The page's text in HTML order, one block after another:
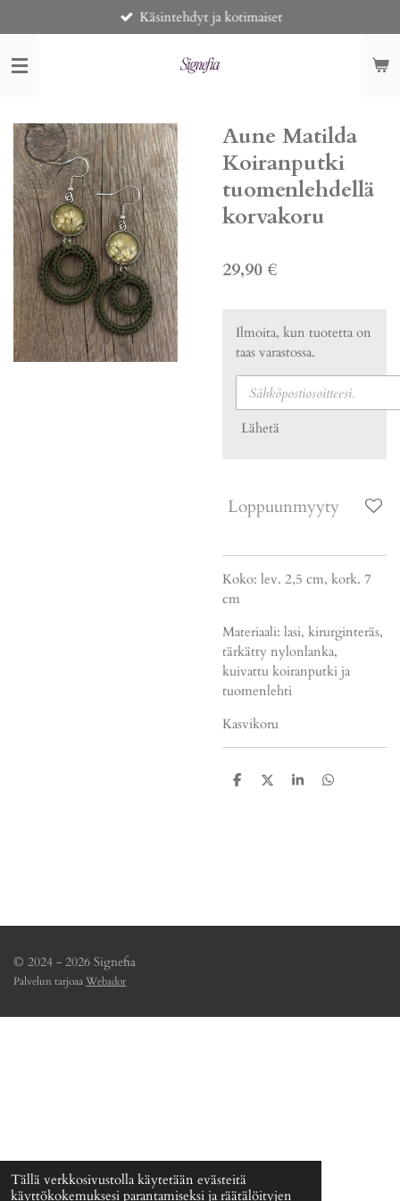
Tällä verkkosivustolla käytetään evästeitä
käyttökokemuksesi parantamiseksi ja räätälöityjen
pääsisältöön
Käsintehdyt ja kotimaiset
Aune Matilda
Koiranputki
tuomenlehdellä
korvakoru
29,90 €
Ilmoita, kun tuotetta on
taas varastossa.
Lähetä
Loppuunmyyty
Koko: lev. 2,5 cm, kork. 7
cm
Materiaali: lasi, kirurginteräs,
tärkätty nylonlanka,
kuivattu koiranputki ja
tuomenlehti
Kasvikoru
J
J
J
J
© 2024 - 2026 Signefia
Palvelun tarjoaaWebador